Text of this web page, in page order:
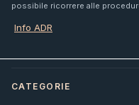
possibile ricorrere alle
Info ADR
CATEGORIE